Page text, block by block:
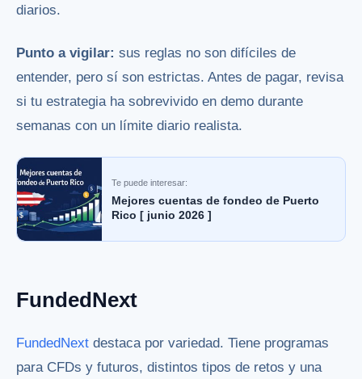
diarios.
Punto a vigilar: sus reglas no son difíciles de
entender, pero sí son estrictas. Antes de pagar, revisa
si tu estrategia ha sobrevivido en demo durante
semanas con un límite diario realista.
Te puede interesar:
Mejores cuentas de fondeo de Puerto
Rico [ junio 2026 ]
FundedNext
FundedNext destaca por variedad. Tiene programas
para CFDs y futuros, distintos tipos de retos y una